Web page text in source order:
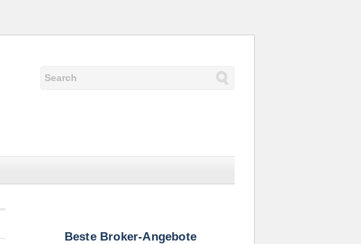
Beste Broker-Angebote